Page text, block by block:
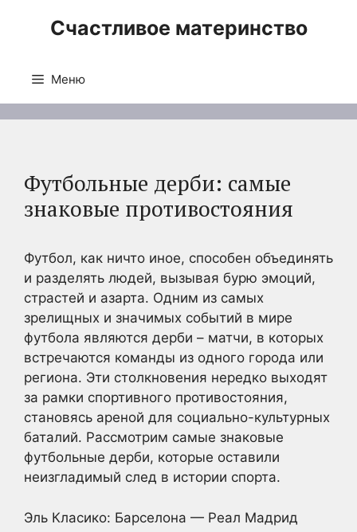
Счастливое материнство
Меню
Футбольные дерби: самые
знаковые противостояния
Футбол, как ничто иное, способен объединять
и разделять людей, вызывая бурю эмоций,
страстей и азарта. Одним из самых
зрелищных и значимых событий в мире
футбола являются дерби – матчи, в которых
встречаются команды из одного города или
региона. Эти столкновения нередко выходят
за рамки спортивного противостояния,
становясь ареной для социально-культурных
баталий. Рассмотрим самые знаковые
футбольные дерби, которые оставили
неизгладимый след в истории спорта.
Эль Класико: Барселона — Реал Мадрид